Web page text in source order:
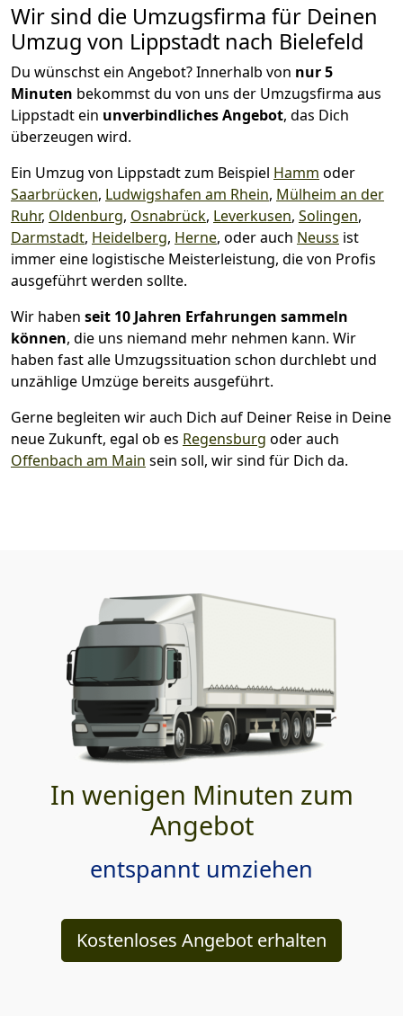
Wir sind die Umzugsfirma für Deinen
Umzug von Lippstadt nach Bielefeld
Du wünschst ein Angebot? Innerhalb von nur 5
Minuten bekommst du von uns der Umzugsfirma aus
Lippstadt ein unverbindliches Angebot, das Dich
überzeugen wird.
Ein Umzug von Lippstadt zum Beispiel Hamm oder
Saarbrücken, Ludwigshafen am Rhein, Mülheim an der
Ruhr, Oldenburg, Osnabrück, Leverkusen, Solingen,
Darmstadt, Heidelberg, Herne, oder auch Neuss ist
immer eine logistische Meisterleistung, die von Profis
ausgeführt werden sollte.
Wir haben seit 10 Jahren Erfahrungen sammeln
können, die uns niemand mehr nehmen kann. Wir
haben fast alle Umzugssituation schon durchlebt und
unzählige Umzüge bereits ausgeführt.
Gerne begleiten wir auch Dich auf Deiner Reise in Deine
neue Zukunft, egal ob es Regensburg oder auch
Offenbach am Main sein soll, wir sind für Dich da.
In wenigen Minuten zum
Angebot
entspannt umziehen
Kostenloses Angebot erhalten